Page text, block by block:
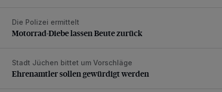
Motorrad-Diebe lassen Beute zurück
Die Polizei ermittelt
Motorrad-Diebe lassen Beute zurück
Ehrenamtler sollen gewürdigt werden
Stadt Jüchen bittet um Vorschläge
Ehrenamtler sollen gewürdigt werden